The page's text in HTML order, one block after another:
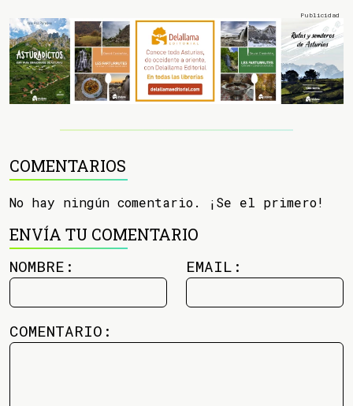
COMENTARIOS
No hay ningún comentario. ¡Se el primero!
ENVÍA TU COMENTARIO
NOMBRE: EMAIL:
COMENTARIO: